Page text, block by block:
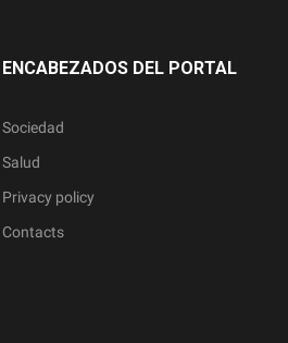
ENCABEZADOS DEL PORTAL
Sociedad
Salud
Privacy policy
Contacts